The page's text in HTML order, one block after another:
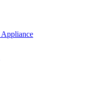
Appliance